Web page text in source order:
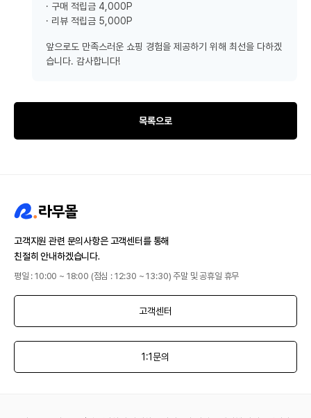
· 구매 적립금 4,000P
· 리뷰 적립금 5,000P
앞으로도 만족스러운 쇼핑 경험을 제공하기 위해 최선을 다하겠
습니다. 감사합니다!
목록으로
고객지원 관련 문의사항은 고객센터를 통해
친절히 안내하겠습니다.
평일 : 10:00 ~ 18:00 (점심 : 12:30 ~ 13:30) 주말 및 공휴일 휴무
고객센터
1:1문의